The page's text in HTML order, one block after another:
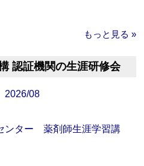
もっと見る »
認証機関の生涯研修会
08
ンター 薬剤師生涯学習講